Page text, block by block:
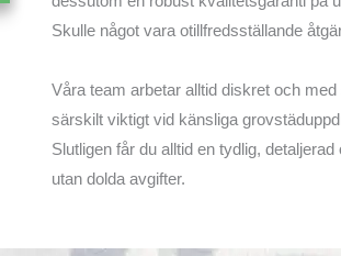
Skulle något vara otillfredsställande
Våra team arbetar alltid diskret och
särskilt viktigt vid känsliga
Slutligen får du alltid en tydlig,
utan dolda avgifter.